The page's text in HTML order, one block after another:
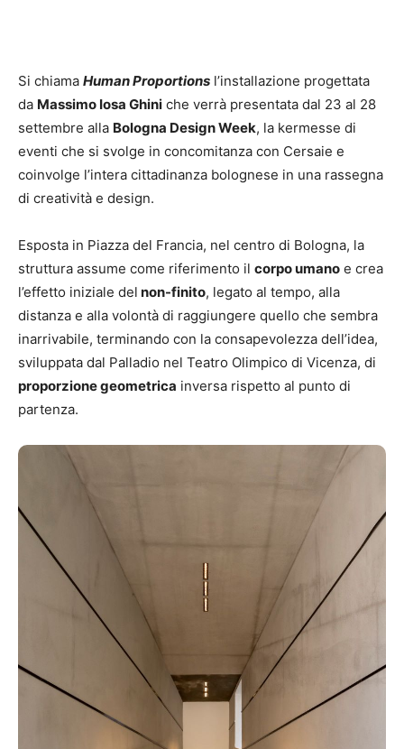
Si chiama Human Proportions l’installazione progettata
da Massimo Iosa Ghini che verrà presentata dal 23 al 28
settembre alla Bologna Design Week, la kermesse di
eventi che si svolge in concomitanza con Cersaie e
coinvolge l’intera cittadinanza bolognese in una rassegna
di creatività e design.
Esposta in Piazza del Francia, nel centro di Bologna, la
struttura assume come riferimento il corpo umano e crea
l’effetto iniziale del non-finito, legato al tempo, alla
distanza e alla volontà di raggiungere quello che sembra
inarrivabile, terminando con la consapevolezza dell’idea,
sviluppata dal Palladio nel Teatro Olimpico di Vicenza, di
proporzione geometrica inversa rispetto al punto di
partenza.